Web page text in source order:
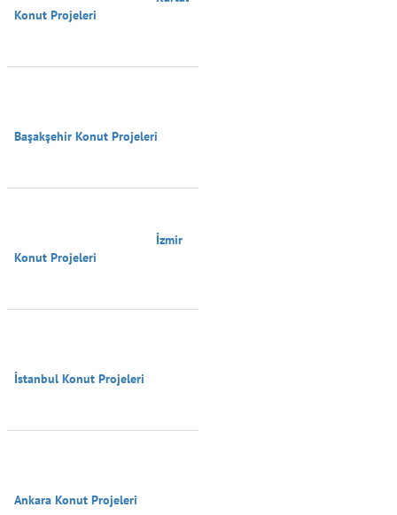
Konut Projeleri
Başakşehir Konut Projeleri
Konut Projeleri
İstanbul Konut Projeleri
Ankara Konut Projeleri